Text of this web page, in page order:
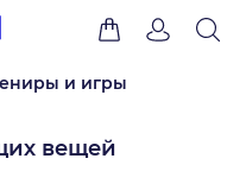
и игры
вещей